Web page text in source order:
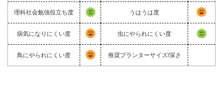
理科社会勉強役立ち度 うはうは度
病気になりにくい度 虫にやられにくい度
鳥にやられにくい度 推奨プランターサイズ/深さ